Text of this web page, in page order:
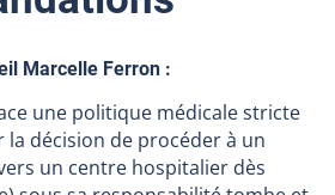
Marcelle Ferron :
une politique médicale stricte
la décision de procéder à un
un centre hospitalier dès